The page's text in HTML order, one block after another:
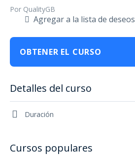
Por QualityGB
Agregar a la lista de deseos
OBTENER EL CURSO
Detalles del curso
Duración
Cursos populares